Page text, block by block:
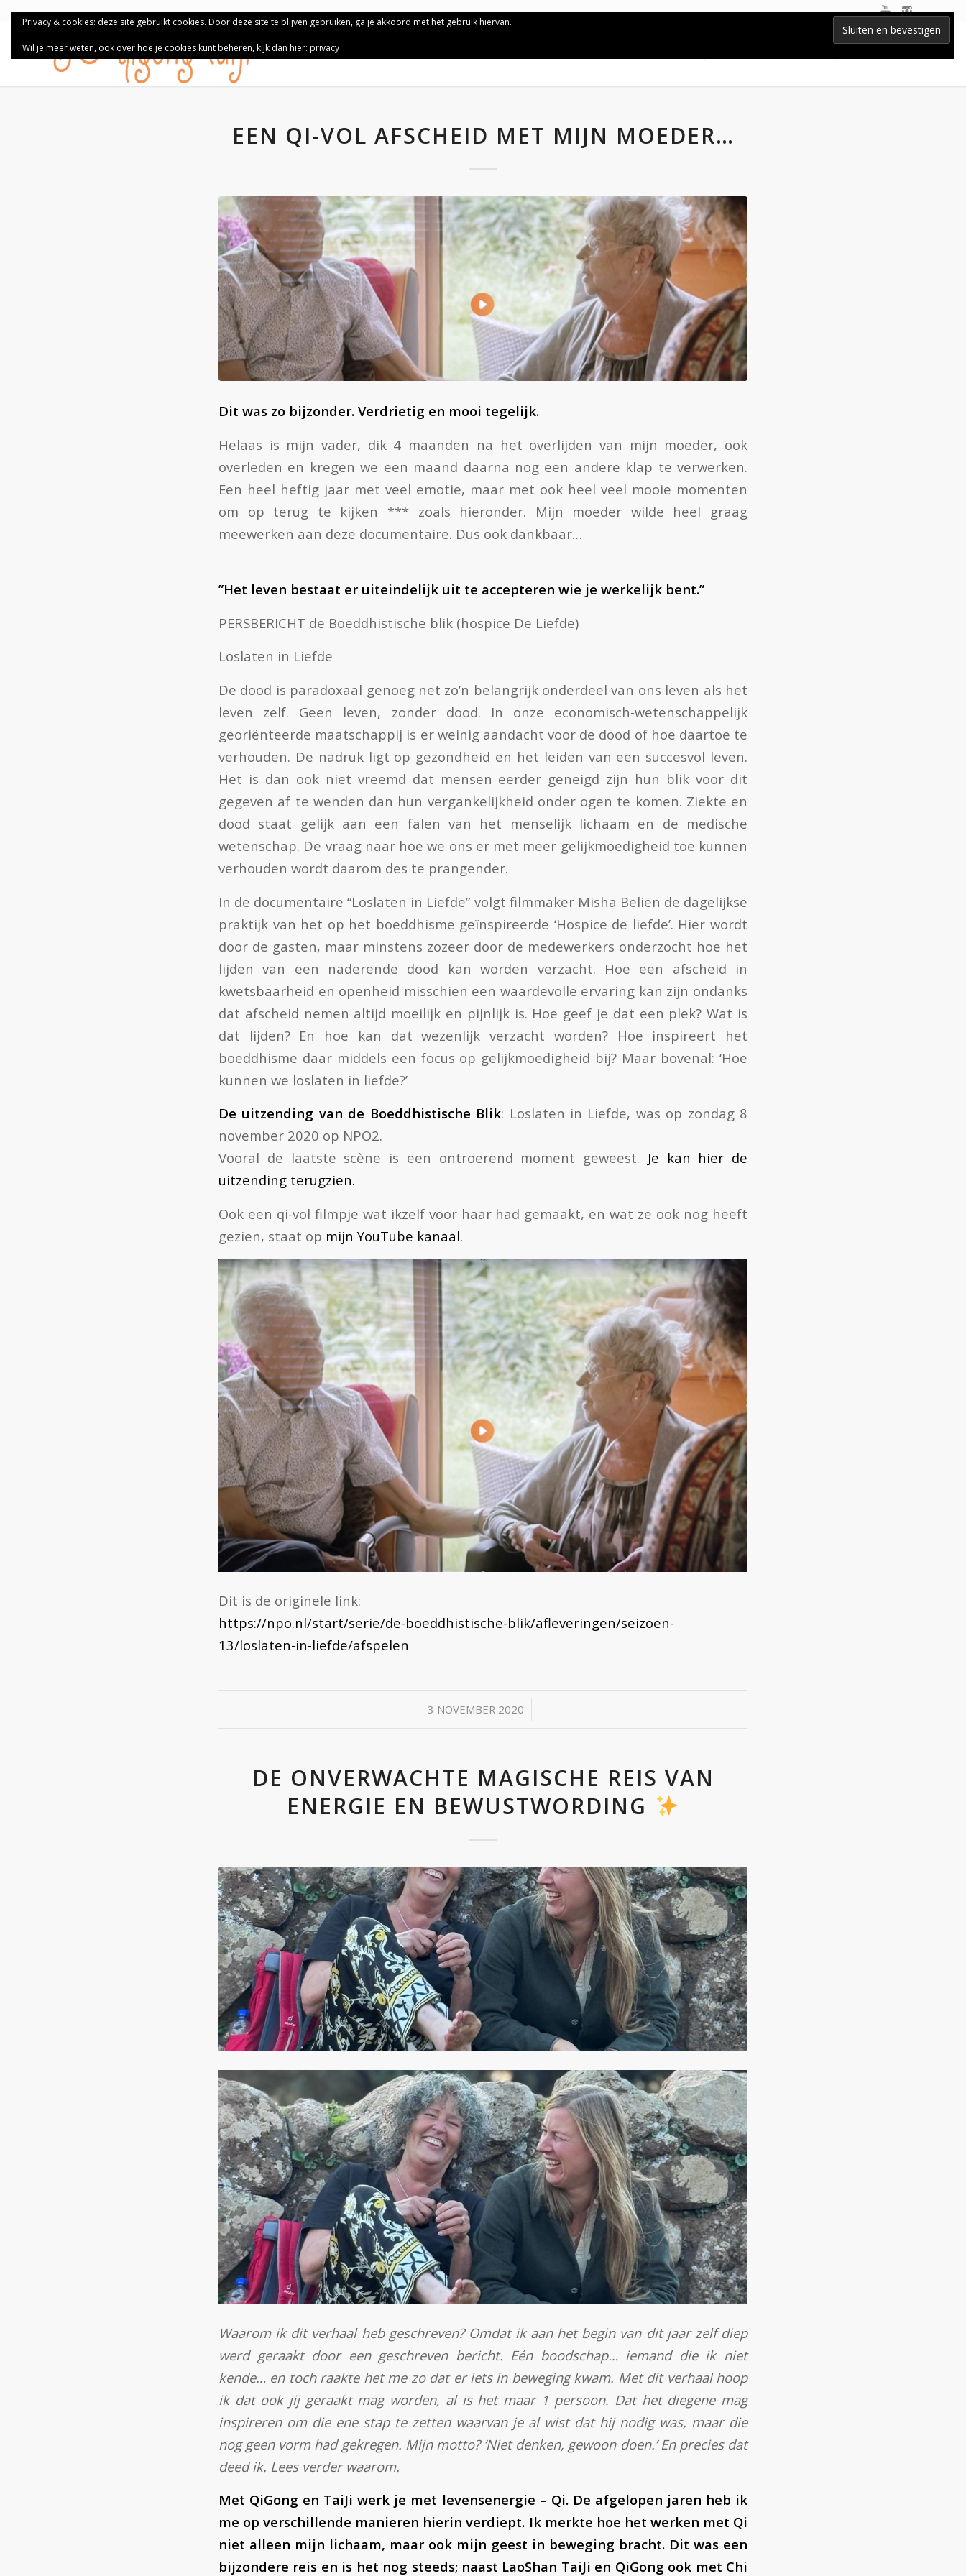
EEN QI-VOL AFSCHEID MET MIJN MOEDER…
Dit was zo bijzonder. Verdrietig en mooi tegelijk.
Helaas is mijn vader, dik 4 maanden na het overlijden van mijn moeder, ook
overleden en kregen we een maand daarna nog een andere klap te verwerken.
Een heel heftig jaar met veel emotie, maar met ook heel veel mooie momenten
om op terug te kijken *** zoals hieronder. Mijn moeder wilde heel graag
meewerken aan deze documentaire. Dus ook dankbaar…
”Het leven bestaat er uiteindelijk uit te accepteren wie je werkelijk bent.”
PERSBERICHT de Boeddhistische blik (hospice De Liefde)
Loslaten in Liefde
De dood is paradoxaal genoeg net zo’n belangrijk onderdeel van ons leven als het
leven zelf. Geen leven, zonder dood. In onze economisch-wetenschappelijk
georiënteerde maatschappij is er weinig aandacht voor de dood of hoe daartoe te
verhouden. De nadruk ligt op gezondheid en het leiden van een succesvol leven.
Het is dan ook niet vreemd dat mensen eerder geneigd zijn hun blik voor dit
gegeven af te wenden dan hun vergankelijkheid onder ogen te komen. Ziekte en
dood staat gelijk aan een falen van het menselijk lichaam en de medische
wetenschap. De vraag naar hoe we ons er met meer gelijkmoedigheid toe kunnen
verhouden wordt daarom des te prangender.
In de documentaire “Loslaten in Liefde” volgt filmmaker Misha Beliën de dagelijkse
praktijk van het op het boeddhisme geïnspireerde ‘Hospice de liefde’. Hier wordt
door de gasten, maar minstens zozeer door de medewerkers onderzocht hoe het
lijden van een naderende dood kan worden verzacht. Hoe een afscheid in
kwetsbaarheid en openheid misschien een waardevolle ervaring kan zijn ondanks
dat afscheid nemen altijd moeilijk en pijnlijk is. Hoe geef je dat een plek? Wat is
dat lijden? En hoe kan dat wezenlijk verzacht worden? Hoe inspireert het
boeddhisme daar middels een focus op gelijkmoedigheid bij? Maar bovenal: ‘Hoe
kunnen we loslaten in liefde?’
De uitzending van de Boeddhistische Blik: Loslaten in Liefde, was op zondag 8
november 2020 op NPO2.
Vooral de laatste scène is een ontroerend moment geweest. Je kan hier de
uitzending terugzien.
Ook een qi-vol filmpje wat ikzelf voor haar had gemaakt, en wat ze ook nog heeft
gezien, staat op mijn YouTube kanaal.
Dit is de originele link:
https://npo.nl/start/serie/de-boeddhistische-blik/afleveringen/seizoen-
13/loslaten-in-liefde/afspelen
3 NOVEMBER 2020
/
DE ONVERWACHTE MAGISCHE REIS VAN
ENERGIE EN BEWUSTWORDING
Waarom ik dit verhaal heb geschreven? Omdat ik aan het begin van dit jaar zelf diep
werd geraakt door een geschreven bericht. Eén boodschap… iemand die ik niet
kende… en toch raakte het me zo dat er iets in beweging kwam. Met dit verhaal hoop
ik dat ook jij geraakt mag worden, al is het maar 1 persoon. Dat het diegene mag
inspireren om die ene stap te zetten waarvan je al wist dat hij nodig was, maar die
nog geen vorm had gekregen. Mijn motto? ‘Niet denken, gewoon doen.’ En precies dat
deed ik. Lees verder waarom.
Met QiGong en TaiJi werk je met levensenergie – Qi. De afgelopen jaren heb ik
me op verschillende manieren hierin verdiept. Ik merkte hoe het werken met Qi
niet alleen mijn lichaam, maar ook mijn geest in beweging bracht. Dit was een
bijzondere reis en is het nog steeds; naast LaoShan TaiJi en QiGong ook met Chi
Privacy & cookies: deze site gebruikt cookies. Door deze site te blijven gebruiken, ga je akkoord met het gebruik hiervan.
Wil je meer weten, ook over hoe je cookies kunt beheren, kijk dan hier: privacy